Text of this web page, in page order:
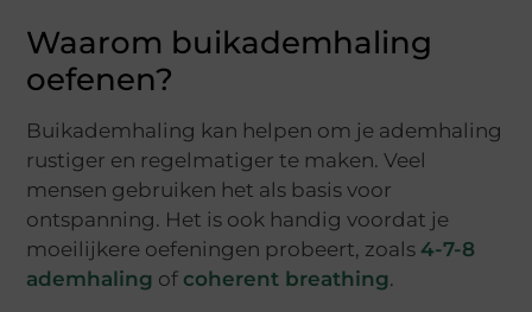
Waarom buikademhaling
oefenen?
Buikademhaling kan helpen om je ademhaling
rustiger en regelmatiger te maken. Veel
mensen gebruiken het als basis voor
ontspanning. Het is ook handig voordat je
moeilijkere oefeningen probeert, zoals4-7-8
ademhaling of coherent breathing.